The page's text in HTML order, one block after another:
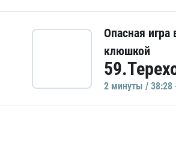
Опасная
клюшкой
2 минуты / 38:28